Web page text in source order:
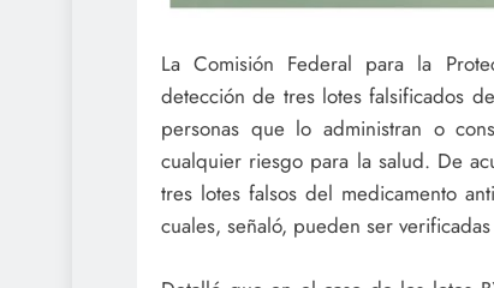
La Comisión Federal para la
detección de tres lotes falsificados
personas que lo administran o
cualquier riesgo para la salud. De
tres lotes falsos del medicamento
cuales, señaló, pueden ser